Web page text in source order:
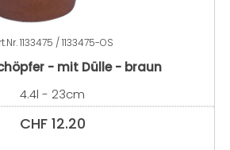
1133475 / 1133475-OS
- mit Dülle - braun
4.4l - 23cm
CHF 12.20